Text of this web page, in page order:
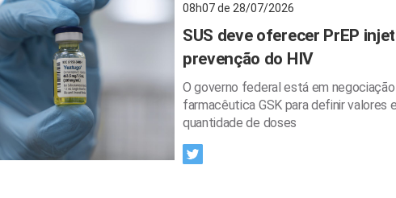
08h07 de 28/07/2026
SUS deve oferecer PrEP
prevenção do HIV
O governo federal está em
farmacêutica GSK para definir valores
quantidade de doses